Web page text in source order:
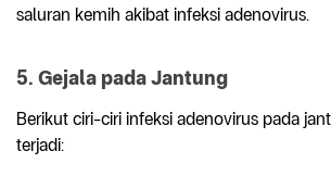
saluran kemih akibat infeksi adenovirus.
5. Gejala pada Jantung
Berikut ciri-ciri infeksi adenovirus pada
terjadi: